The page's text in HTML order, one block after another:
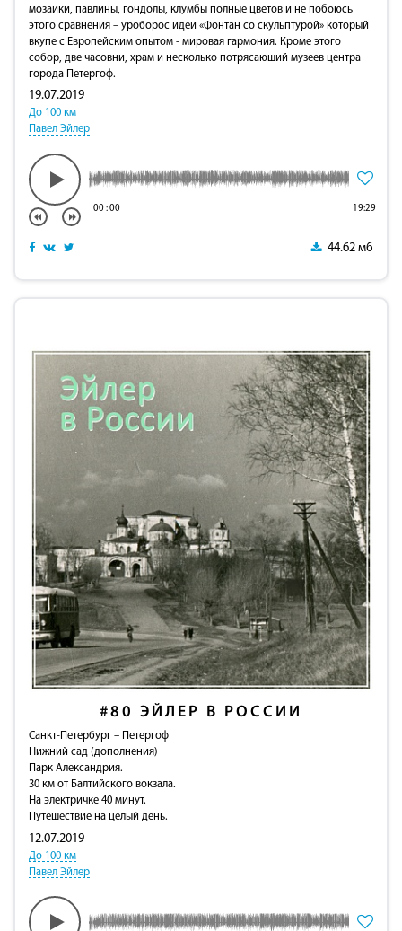
мозаики, павлины, гондолы, клумбы полные цветов и не побоюсь
этого сравнения – уроборос идеи «Фонтан со скульптурой» который
вкупе с Европейским опытом - мировая гармония. Кроме этого
собор, две часовни, храм и несколько потрясающий музеев центра
города Петергоф.
19.07.2019
До 100 км
Павел Эйлер
00:00 19:29
44.62 мб
#80 ЭЙЛЕР В РОССИИ
Санкт-Петербург – Петергоф
Нижний сад (дополнения)
Парк Александрия.
30 км от Балтийского вокзала.
На электричке 40 минут.
Путешествие на целый день.
12.07.2019
До 100 км
Павел Эйлер